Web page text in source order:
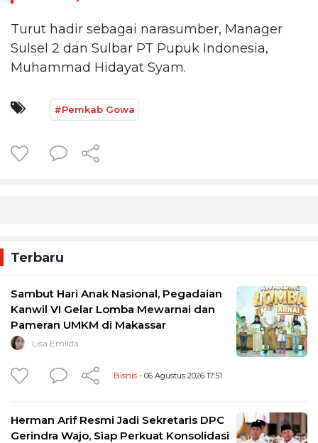
Turut hadir sebagai narasumber, Manager
Sulsel 2 dan Sulbar PT Pupuk Indonesia,
Muhammad Hidayat Syam.
#Pemkab Gowa
Terbaru
Sambut Hari Anak Nasional, Pegadaian
Kanwil VI Gelar Lomba Mewarnai dan
Pameran UMKM di Makassar
Lisa Emilda
Bisnis - 06 Agustus 2026 17:51
Herman Arif Resmi Jadi Sekretaris DPC
Gerindra Wajo, Siap Perkuat Konsolidasi